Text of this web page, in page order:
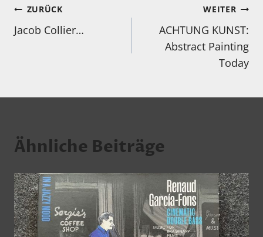
Beitragsnavigation
ZURÜCK
Jacob Collier…
WEITER
ACHTUNG KUNST:
Abstract Painting
Today
Ähnliche Beiträge